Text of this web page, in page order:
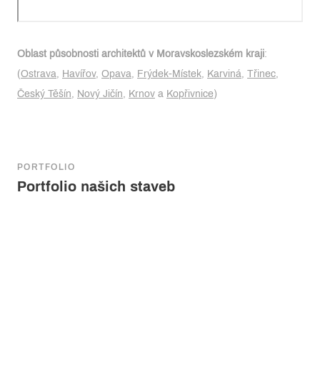
Oblast působnosti architektů v Moravskoslezském kraji:
(Ostrava, Havířov, Opava, Frýdek-Místek, Karviná, Třinec,
Český Těšín, Nový Jičín, Krnov a Kopřivnice)
PORTFOLIO
Portfolio našich staveb